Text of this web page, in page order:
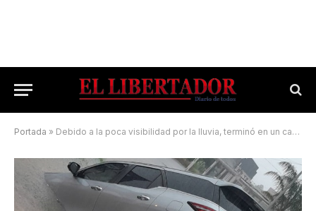
Portada » Debido a la poca visibilidad por la lluvia, terminó en un canal de desagüe